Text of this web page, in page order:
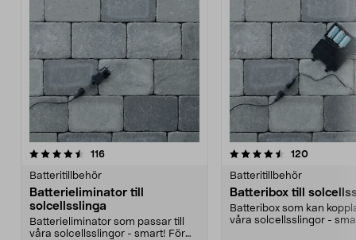
116recensioner
Batteritillbehör
Batterieliminator till
solcellsslinga
Batterieliminator som passar till
våra solcellsslingor - smart! För
4.5 av 5 stjärnor 120
Batteritillbehör
Batteribox till
Batteribox som kan
våra solcellsslingor -
4.0 av 5 stjärnor